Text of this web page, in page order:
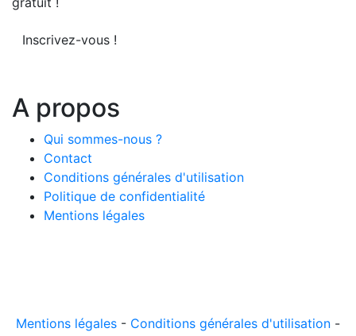
Inscrivez-vous !
A propos
Qui sommes-nous ?
Contact
Conditions générales d'utilisation
Politique de confidentialité
Mentions légales
Mentions légales - Conditions générales d'utilisation -